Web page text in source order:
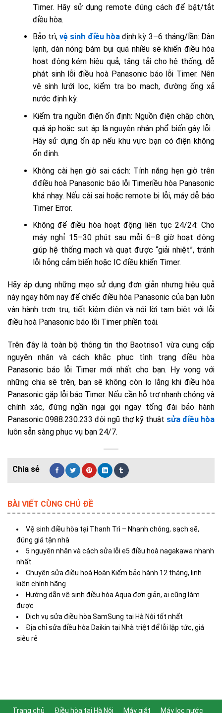
Timer. Hãy sử dụng remote đúng cách để bật/tắt
điều hòa.
Bảo trì,vệ sinh điều hòađịnh kỳ 3–6 tháng/lần: Dàn
lạnh, dàn nóng bám bụi quá nhiều sẽ khiến điều hòa
hoạt động kém hiệu quả, tăng tải cho hệ thống, dễ
phát sinh lỗi điều hoà Panasonic báo lỗi Timer. Nên
vệ sinh lưới lọc, kiểm tra bo mạch, đường ống xả
nước định kỳ.
Kiểm tra nguồn điện ổn định: Nguồn điện chập chờn,
quá áp hoặc sụt áp là nguyên nhân phổ biến gây lỗi .
Hãy sử dụng ổn áp nếu khu vực bạn có điện không
ổn định.
Không cài hẹn giờ sai cách: Tính năng hẹn giờ trên
đđiều hoà Panasonic báo lỗi Timeriều hòa Panasonic
khá nhạy. Nếu cài sai hoặc remote bị lỗi, máy dễ báo
Timer Error.
Không để điều hòa hoạt động liên tục 24/24: Cho
máy nghỉ 15–30 phút sau mỗi 6–8 giờ hoạt động
giúp hệ thống mạch và quạt được “giải nhiệt”, tránh
lỗi hỏng cảm biến hoặc IC điều khiển Timer.
Hãy áp dụng những mẹo sử dụng đơn giản nhưng hiệu quả
này ngay hôm nay để chiếc điều hòa Panasonic của bạn luôn
vận hành trơn tru, tiết kiệm điện và nói lời tạm biệt với lỗi
điều hoà Panasonic báo lỗi Timer phiền toái.
Trên đây là toàn bộ thông tin thợ Baotriso1 vừa cung cấp
nguyên nhân và cách khắc phục tình trạng điều hòa
Panasonic báo lỗi Timer mới nhất cho bạn. Hy vọng với
những chia sẽ trên, bạn sẽ không còn lo lắng khi điều hòa
Panasonic gặp lỗi báo Timer. Nếu cần hỗ trợ nhanh chóng và
chính xác, đừng ngần ngại gọi ngay tổng đài bảo hành
Panasonic 0988.230.233 đội ngũ thợ kỹ thuật sửa điều hòa
luôn sẵn sàng phục vụ bạn 24/7.
BÀI VIẾT CÙNG CHỦ ĐỀ
Vệ sinh điều hòa tại Thanh Trì – Nhanh chóng, sạch sẽ,
đúng giá tận nhà
5 nguyên nhân và cách sửa lỗi e5 điều hoà nagakawa​ nhanh
nhất
Chuyên sửa điều hoà Hoàn Kiếm bảo hành 12 tháng, linh
kiện chính hãng
Hướng dẫn vệ sinh điều hòa Aqua đơn giản, ai cũng làm
được
Dịch vụ sửa điều hòa SamSung tại Hà Nội tốt nhất
Địa chỉ sửa điều hòa Daikin tại Nhà triệt để lỗi lập tức, giá
siêu rẻ
Trang chủ Điều hòa tại Hà Nội Máy giặt Máy lọc nước